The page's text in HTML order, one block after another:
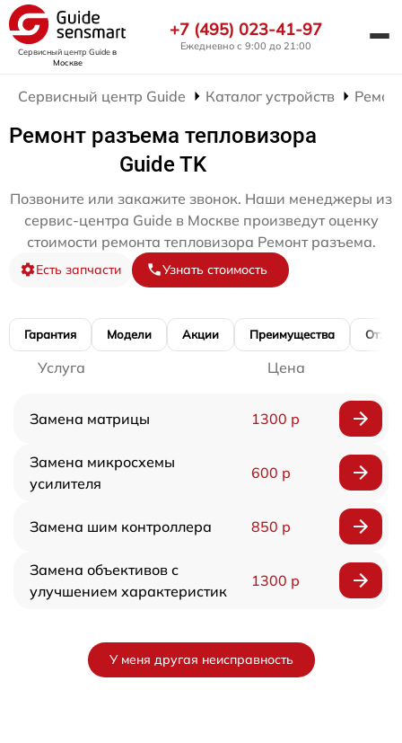
Сервисный центр Guideв
Москве
+7 (495) 023-41-97
Ежедневно с 9:00 до 21:00
Сервисный центр Guide Каталог устройств
Ремонт разъема тепловизора
Guide TK
Позвоните или закажите звонок. Наши менеджеры из
сервис-центра Guide в Москве произведут оценку
стоимости ремонта тепловизора Ремонт разъема.
Есть запчасти Узнать стоимость
Гарантия Модели Акции Преимущества
Услуга Цена
Замена матрицы 1300 р
Замена микросхемы
усилителя
600 р
Замена шим контроллера 850 р
Замена объективов с
улучшением характеристик
1300 р
У меня другая неисправность